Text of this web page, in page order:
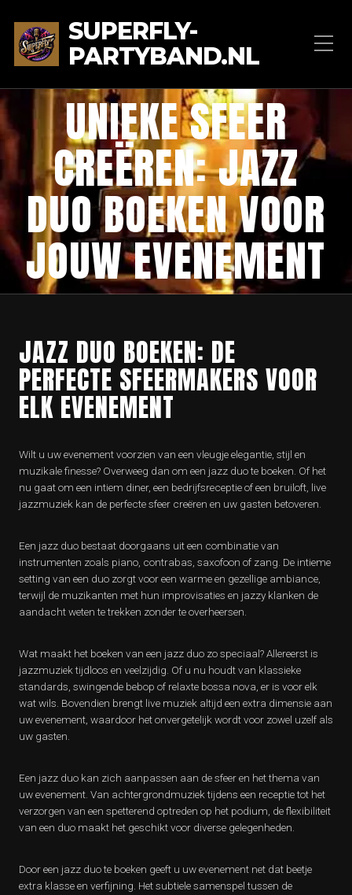
SUPERFLY-
PARTYBAND.NL
UNIEKE SFEER
CREËREN: JAZZ
DUO BOEKEN VOOR
JOUW EVENEMENT
JAZZ DUO BOEKEN: DE
PERFECTE SFEERMAKERS VOOR
ELK EVENEMENT
Wilt u uw evenement voorzien van een vleugje elegantie, stijl en
muzikale finesse? Overweeg dan om een jazz duo te boeken. Of het
nu gaat om een intiem diner, een bedrijfsreceptie of een bruiloft, live
jazzmuziek kan de perfecte sfeer creëren en uw gasten betoveren.
Een jazz duo bestaat doorgaans uit een combinatie van
instrumenten zoals piano, contrabas, saxofoon of zang. De intieme
setting van een duo zorgt voor een warme en gezellige ambiance,
terwijl de muzikanten met hun improvisaties en jazzy klanken de
aandacht weten te trekken zonder te overheersen.
Wat maakt het boeken van een jazz duo zo speciaal? Allereerst is
jazzmuziek tijdloos en veelzijdig. Of u nu houdt van klassieke
standards, swingende bebop of relaxte bossa nova, er is voor elk
wat wils. Bovendien brengt live muziek altijd een extra dimensie aan
uw evenement, waardoor het onvergetelijk wordt voor zowel uzelf als
uw gasten.
Een jazz duo kan zich aanpassen aan de sfeer en het thema van
uw evenement. Van achtergrondmuziek tijdens een receptie tot het
verzorgen van een spetterend optreden op het podium, de flexibiliteit
van een duo maakt het geschikt voor diverse gelegenheden.
Door een jazz duo te boeken geeft u uw evenement net dat beetje
extra klasse en verfijning. Het subtiele samenspel tussen de